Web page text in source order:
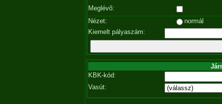
Meglévő:
Nézet:
normál
Kiemelt pályaszám:
KBK-kód:
Vasút: